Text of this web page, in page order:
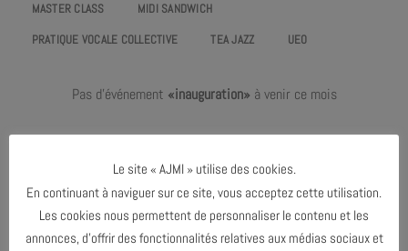
MASTER CLASS
MIDI SANDWICH
PRATIQUE VOCALE COLLECTIVE
TEA JAZZ UEO
Pas d'événement «inauguration» à venir ce mois
Le site « AJMI » utilise des cookies.
En continuant à naviguer sur ce site, vous acceptez cette utilisation.
Les cookies nous permettent de personnaliser le contenu et les
annonces, d’offrir des fonctionnalités relatives aux médias sociaux et